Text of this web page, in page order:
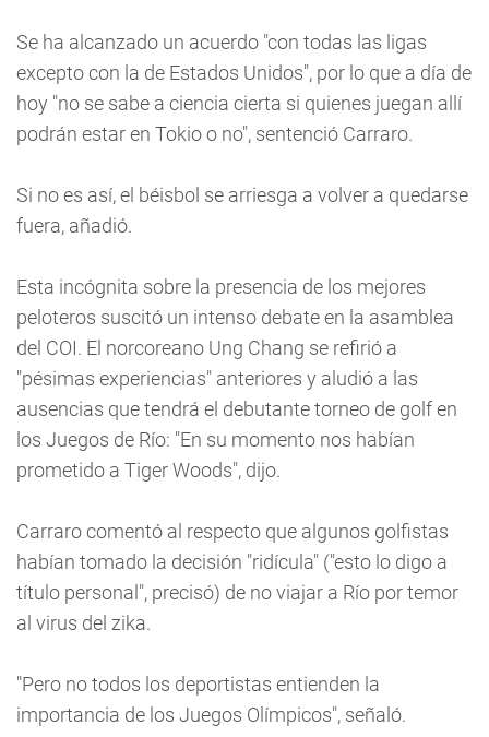
Se ha alcanzado un acuerdo "con todas las ligas
excepto con la de Estados Unidos", por lo que a día de
hoy "no se sabe a ciencia cierta si quienes juegan allí
podrán estar en Tokio o no", sentenció Carraro.
Si no es así, el béisbol se arriesga a volver a quedarse
fuera, añadió.
Esta incógnita sobre la presencia de los mejores
peloteros suscitó un intenso debate en la asamblea
del COI. El norcoreano Ung Chang se refirió a
"pésimas experiencias" anteriores y aludió a las
ausencias que tendrá el debutante torneo de golf en
los Juegos de Río: "En su momento nos habían
prometido a Tiger Woods", dijo.
Carraro comentó al respecto que algunos golfistas
habían tomado la decisión "ridícula" ("esto lo digo a
título personal", precisó) de no viajar a Río por temor
al virus del zika.
"Pero no todos los deportistas entienden la
importancia de los Juegos Olímpicos", señaló.